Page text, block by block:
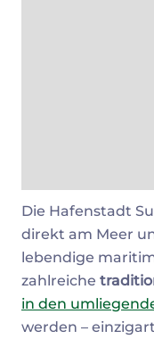
Die Hafenstadt
direkt am Meer
lebendige
zahlreiche
in den
werden –